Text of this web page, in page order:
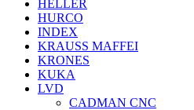
HELLER
HURCO
INDEX
KRAUSS MAFFEI
KRONES
KUKA
LVD
CADMAN CNC